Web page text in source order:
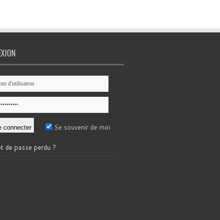
Se souvenir de moi
de passe perdu ?